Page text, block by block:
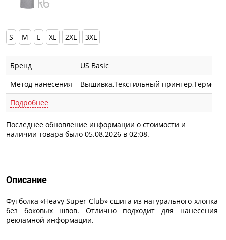
S M L XL 2XL 3XL
Бренд
US Basic
Метод нанесения
Вышивка,Текстильный
Подробнее
Последнее обновление информации о стоимости и
наличии товара было 05.08.2026 в 02:08.
Описание
Футболка «Heavy Super Club» сшита из натурального хлопка
без боковых швов. Отлично подходит для нанесения
рекламной информации.